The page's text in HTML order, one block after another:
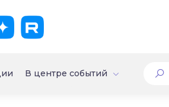
В центре событий